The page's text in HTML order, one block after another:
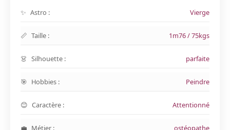
Astro : Vierge
Taille : 1m76 / 75kgs
Silhouette : parfaite
Hobbies : Peindre
Caractère : Attentionné
Métier : ostéopathe